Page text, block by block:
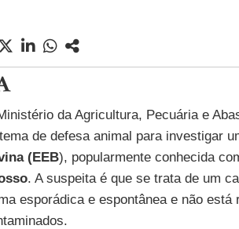
da Agricultura, Pecuária e
de defesa animal para investigar
(EEB), popularmente conhecida
. A suspeita é que se trata de um
esporádica e espontânea e não